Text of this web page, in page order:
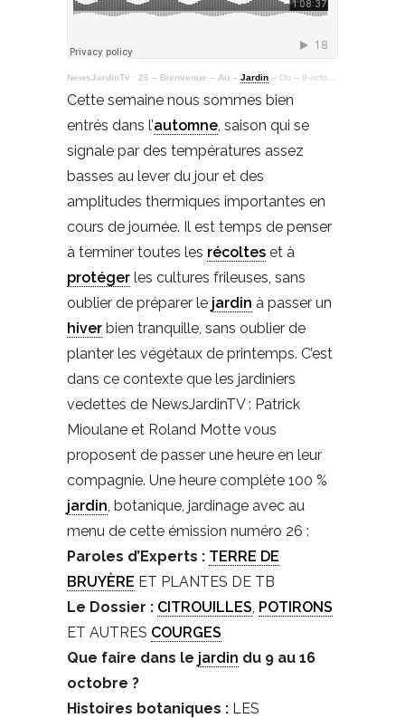
NewsJardinTv · 26 – Bienvenue – Au – Jardin – Du – 9-octobre – 2021
Cette semaine nous sommes bien
entrés dans l’automne , saison qui se
signale par des températures assez
basses au lever du jour et des
amplitudes thermiques importantes en
cours de journée. Il est temps de penser
à terminer toutes les récoltes et à
protéger les cultures frileuses, sans
oublier de préparer le jardin à passer un
hiver bien tranquille, sans oublier de
planter les végétaux de printemps. C’est
dans ce contexte que les jardiniers
vedettes de NewsJardinTV : Patrick
Mioulane et Roland Motte vous
proposent de passer une heure en leur
compagnie. Une heure complète 100 %
jardin , botanique, jardinage avec au
menu de cette émission numéro 26 :
Paroles d’Experts : TERRE DE
BRUYÈRE ET PLANTES DE TB
Le Dossier : CITROUILLES POTIRONS
ET AUTRES COURGES
Que faire dans le jardin du 9 au 16
octobre ?
Histoires botaniques : LES